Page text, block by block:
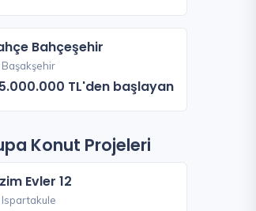
Bahçeşehir
Başakşehir
5.000.000 TL'den başlayan
Konut Projeleri
Evler 12
Ispartakule